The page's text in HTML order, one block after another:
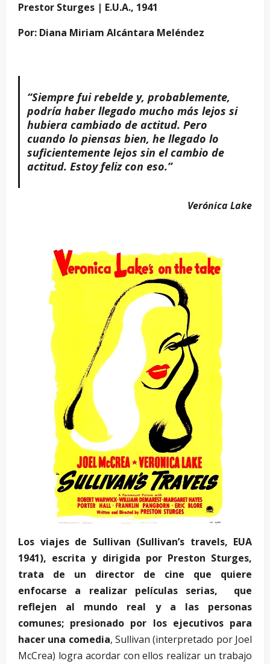
Prestor Sturges | E.U.A., 1941
Por: Diana Miriam Alcántara Meléndez
“Siempre fui rebelde y, probablemente,
podría haber llegado mucho más lejos si
hubiera cambiado de actitud. Pero
cuando lo piensas bien, he llegado lo
suficientemente lejos sin el cambio de
actitud. Estoy feliz con eso.”
Verónica Lake
Los viajes de Sullivan (Sullivan’s travels, EUA
1941), escrita y dirigida por Preston Sturges,
trata de un director de cine que quiere
enfocarse a realizar películas serias, que
reflejen al mundo real y a las personas
comunes; presionado por los ejecutivos para
hacer una comedia, Sullivan (interpretado por Joel
McCrea) logra acordar con ellos realizar un trabajo